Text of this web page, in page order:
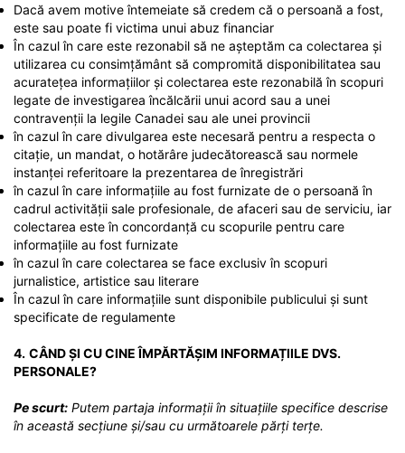
Dacă avem motive întemeiate să credem că o persoană a fost,
este sau poate fi victima unui abuz financiar
În cazul în care este rezonabil să ne așteptăm ca colectarea și
utilizarea cu consimțământ să compromită disponibilitatea sau
acuratețea informațiilor și colectarea este rezonabilă în scopuri
legate de investigarea încălcării unui acord sau a unei
contravenții la legile Canadei sau ale unei provincii
în cazul în care divulgarea este necesară pentru a respecta o
citație, un mandat, o hotărâre judecătorească sau normele
instanței referitoare la prezentarea de înregistrări
în cazul în care informațiile au fost furnizate de o persoană în
cadrul activității sale profesionale, de afaceri sau de serviciu, iar
colectarea este în concordanță cu scopurile pentru care
informațiile au fost furnizate
în cazul în care colectarea se face exclusiv în scopuri
jurnalistice, artistice sau literare
În cazul în care informațiile sunt disponibile publicului și sunt
specificate de regulamente
4. CÂND ȘI CU CINE ÎMPĂRTĂȘIM INFORMAȚIILE DVS.
PERSONALE?
Pe scurt: Putem partaja informații în situațiile specifice descrise
în această secțiune și/sau cu următoarele părți terțe.